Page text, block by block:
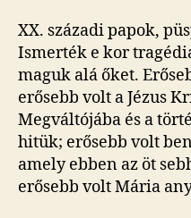
XX. századi papok,
Ismerték e kor
maguk alá őket.
erősebb volt a Jézus
Megváltójába és a
hitük; erősebb volt
amely ebben az öt
erősebb volt Mária